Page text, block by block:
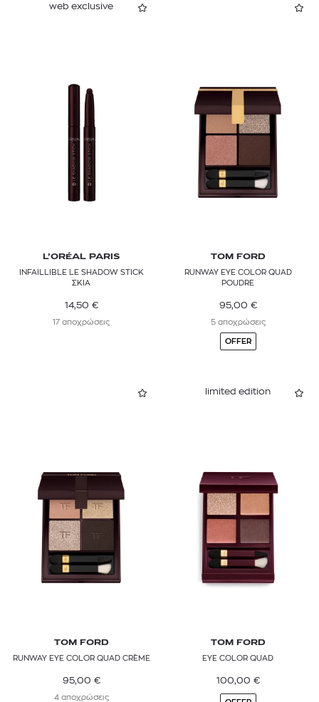
web exclusive
L’ORÉAL PARIS
INFAILLIBLE LE SHADOW STICK
ΣΚΙΑ
14,50 €
17 αποχρώσεις
TOM FORD
RUNWAY EYE COLOR QUAD
POUDRE
95,00 €
5 αποχρώσεις
OFFER
TOM FORD
RUNWAY EYE COLOR QUAD CRÈME
95,00 €
4 αποχρώσεις
limited edition
TOM FORD
EYE COLOR QUAD
100,00 €